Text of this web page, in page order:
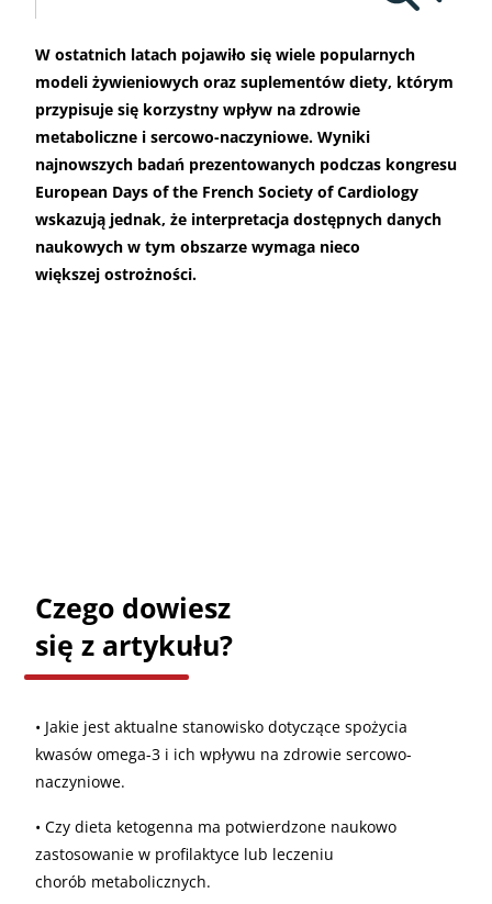
W ostatnich latach pojawiło się wiele popularnych
modeli żywieniowych oraz suplementów diety, którym
przypisuje się korzystny wpływ na zdrowie
metaboliczne i sercowo-naczyniowe. Wyniki
najnowszych badań prezentowanych podczas kongresu
European Days of the French Society of Cardiology
wskazują jednak, że interpretacja dostępnych danych
naukowych w tym obszarze wymaga nieco
większej ostrożności.
Czego dowiesz
się z artykułu?
• Jakie jest aktualne stanowisko dotyczące spożycia
kwasów omega-3 i ich wpływu na zdrowie sercowo-
naczyniowe.
• Czy dieta ketogenna ma potwierdzone naukowo
zastosowanie w profilaktyce lub leczeniu
chorób metabolicznych.